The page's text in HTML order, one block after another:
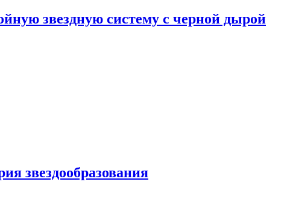
звездную систему с черной дырой
звездообразования